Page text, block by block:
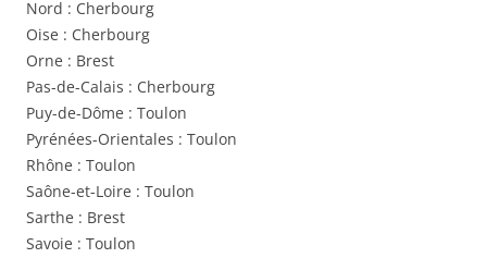
Nord : Cherbourg
Oise : Cherbourg
Orne : Brest
Pas-de-Calais : Cherbourg
Puy-de-Dôme : Toulon
Pyrénées-Orientales : Toulon
Rhône : Toulon
Saône-et-Loire : Toulon
Sarthe : Brest
Savoie : Toulon